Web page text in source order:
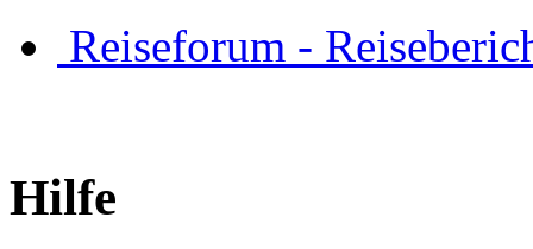
Reiseforum -
Hilfe